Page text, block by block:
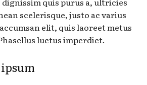
scelerisque, justo ac varius
elit, quis laoreet metus
luctus imperdiet.